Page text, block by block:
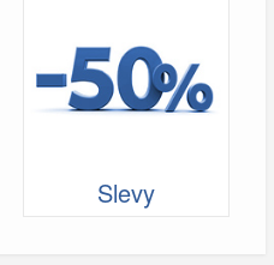
Slevy